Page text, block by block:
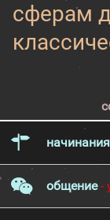
сферам
начинания
общение-